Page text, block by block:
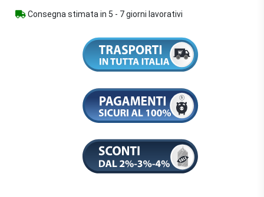
Consegna stimata in 5 - 7 giorni lavorativi